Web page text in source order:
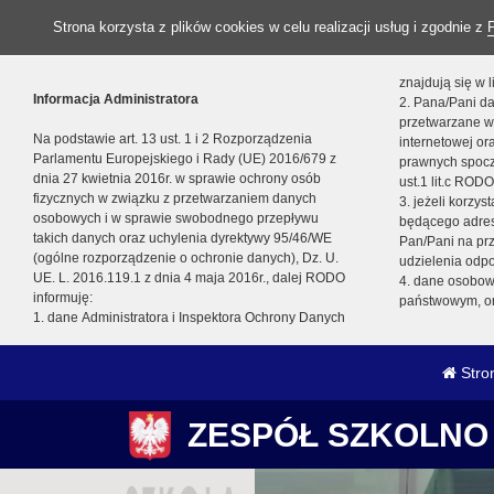
Strona korzysta z plików cookies w celu realizacji usług i zgodnie z
Informacja Administratora
Na podstawie art. 13 ust. 1 i 2 Rozporządzenia
Parlamentu Europejskiego i Rady (UE) 2016/679 z
dnia 27 kwietnia 2016r. w sprawie ochrony osób
fizycznych w związku z przetwarzaniem danych
osobowych i w sprawie swobodnego przepływu
takich danych oraz uchylenia dyrektywy 95/46/WE
(ogólne rozporządzenie o ochronie danych), Dz. U.
UE. L. 2016.119.1 z dnia 4 maja 2016r., dalej RODO
informuję:
1. dane Administratora i Inspektora Ochrony Danych
znajdują się w
2. Pana/Pani
przetwarzane
internetowej
prawnych
ust.1 lit.c
3. jeżeli
będącego
Pan/Pani na
udzielenia
4. dane
państwowym,
ZESPÓŁ